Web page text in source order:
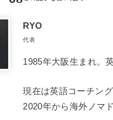
RYO
代表
1985年大阪生まれ。
現在は英語コーチン
2020年から海外ノマ